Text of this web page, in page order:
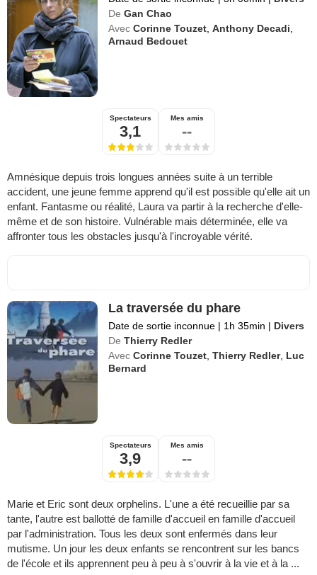
De Gan Chao
Avec Corinne Touzet ,Anthony Decadi
Arnaud Bedouet
Spectateurs
3,1
Mes amis
--
Amnésique depuis trois longues années suite à un terrible
accident, une jeune femme apprend qu'il est possible qu'elle ait un
enfant. Fantasme ou réalité, Laura va partir à la recherche d'elle-
même et de son histoire. Vulnérable mais déterminée, elle va
affronter tous les obstacles jusqu'à l'incroyable vérité.
La traversée du phare
Date de sortie inconnue | 1h 35min | Divers
De Thierry Redler
Avec Corinne Touzet ,Thierry Redler, Luc
Bernard
Spectateurs
3,9
Mes amis
--
Marie et Eric sont deux orphelins. L'une a été recueillie par sa
tante, l'autre est ballotté de famille d'accueil en famille d'accueil
par l'administration. Tous les deux sont enfermés dans leur
mutisme. Un jour les deux enfants se rencontrent sur les bancs
de l'école et ils apprennent peu à peu à s'ouvrir à la vie et à la ...